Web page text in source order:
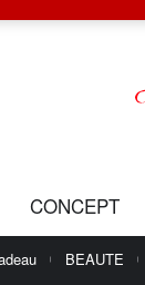
CONCEPT
BEAUTE